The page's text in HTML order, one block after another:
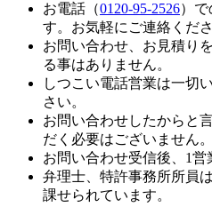
お電話（0120-95-2526）
す。お気軽にご連絡くださ
お問い合わせ、お見積り
る事はありません。
しつこい電話営業は一切
さい。
お問い合わせしたからと
だく必要はございません。
お問い合わせ受信後、1営
弁理士、特許事務所所員
課せられています。